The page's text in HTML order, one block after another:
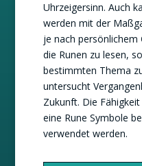
Uhrzeigersinn. Auch
werden mit der
je nach persönlichem
die Runen zu lesen,
bestimmten Thema
untersucht
Zukunft. Die
eine Rune Symbole
verwendet werden.